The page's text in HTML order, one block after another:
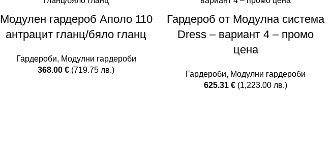
Модулен гардероб Аполо 110
антрацит гланц/бяло гланц
Гардероби, Модулни гардероби
368.00€ (719.75 лв.)
Гардероб от Модулна система
Dress – вариант 4 – промо
цена
Гардероби, Модулни гардероби
625.31€ (1,223.00 лв.)